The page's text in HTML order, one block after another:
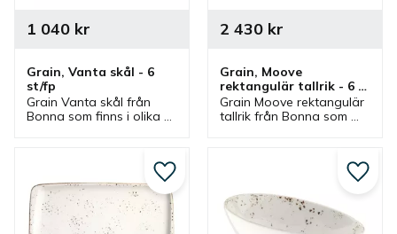
Grain, Vanta skål - 6
st/fp
Grain Vanta skål från
Bonna som finns i olika
finns. Skålar som är bra
matskålar.
1 040kr
Grain, Moove
rektangulär tallrik - 6
st/fp
Grain Moove rektangulär
tallrik från Bonna som
2 430kr
Lägg till i favoriter Lägg